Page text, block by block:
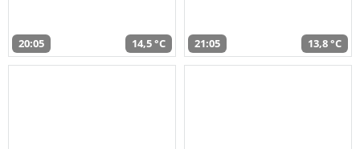
20:05 14,5 °C 21:05 13,8 °C